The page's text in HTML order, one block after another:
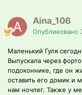
Aina_106
Опубликовано
Маленький Гуля
Выпускала через
подоконнике, где он
оставить его домик и
нам ночлег. Также у